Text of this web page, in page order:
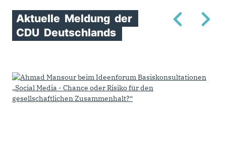
Aktuelle Meldung der
CDU Deutschlands